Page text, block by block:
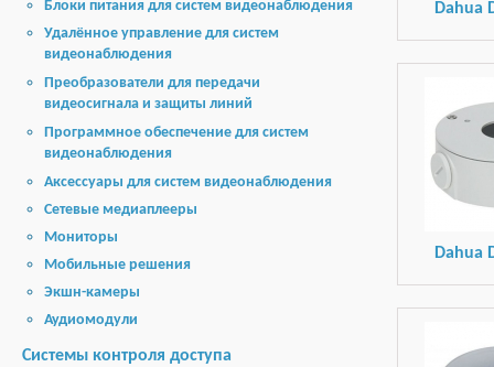
Блоки питания для систем видеонаблюдения
Удалённое управление для систем
видеонаблюдения
Преобразователи для передачи
видеосигнала и защиты линий
Программное обеспечение для систем
видеонаблюдения
Аксессуары для систем видеонаблюдения
Сетевые медиаплееры
Мониторы
Мобильные решения
Экшн-камеры
Аудиомодули
Системы контроля доступа
Dahua
Dahua